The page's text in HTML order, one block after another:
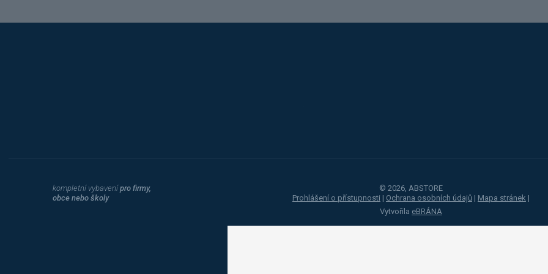
kompletní vybavenípro firmy,
obce nebo školy
© 2026, ABSTORE
Prohlášení o přístupnosti | Ochrana osobních údajů | Mapa stránek |
Vytvořila eBRÁNA